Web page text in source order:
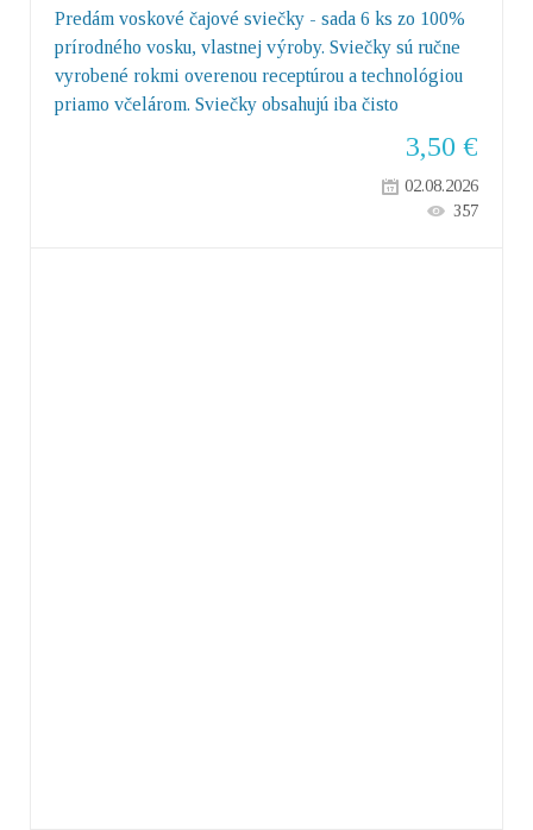
Predám voskové čajové sviečky - sada 6 ks zo 100%
prírodného vosku, vlastnej výroby. Sviečky sú ručne
vyrobené rokmi overenou receptúrou a technológiou
priamo včelárom. Sviečky obsahujú iba čisto
3,50 €
02.08.2026
357